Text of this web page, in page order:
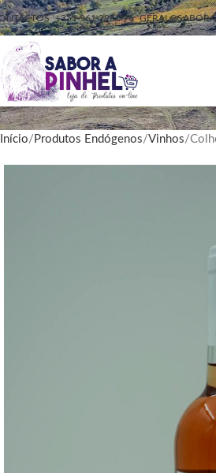
+351 961 296 796
Início Produtos Endógenos Vinhos